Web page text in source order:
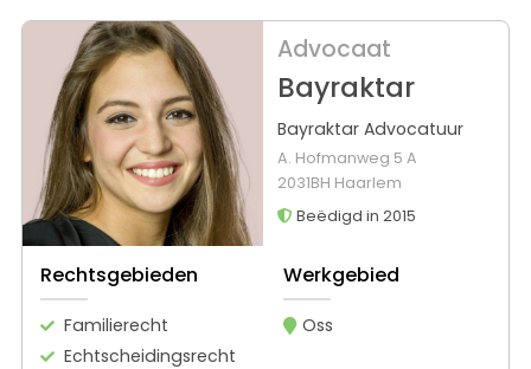
Advocaat
Bayraktar
Bayraktar Advocatuur
A. Hofmanweg 5 A
2031BH Haarlem
Beëdigd in 2015
Rechtsgebieden
Familierecht
Echtscheidingsrecht
Werkgebied
Oss